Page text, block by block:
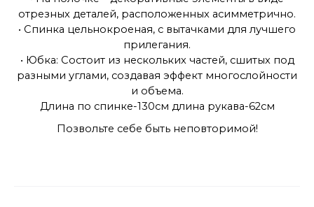
отрезных деталей, расположенных асимметрично.
• Спинка цельнокроеная, с вытачками для лучшего
прилегания.
• Юбка: Состоит из нескольких частей, сшитых под
разными углами, создавая эффект многослойности
и объема.
Длина по спинке-130см длина рукава-62см
Позвольте себе быть неповторимой!